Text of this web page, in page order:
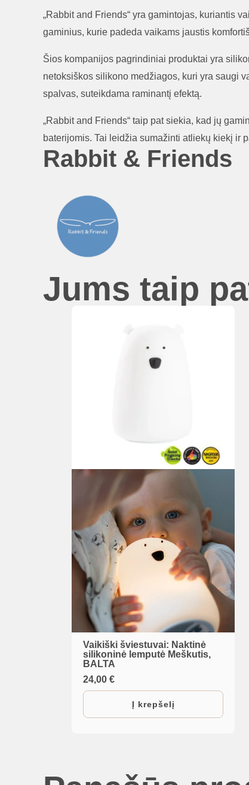
„Rabbit and Friends“ yra gamintojas, kuriantis
gaminius, kurie padeda vaikams jaustis
Šios kompanijos pagrindiniai produktai yra
netoksiškos silikono medžiagos, kuri yra saugi
spalvas, suteikdama raminantį efektą.
„Rabbit and Friends“ taip pat siekia, kad jų
baterijomis. Tai leidžia sumažinti atliekų kiekį ir
Rabbit & Friends
Jums taip
Vaikiški šviestuvai: Naktinė
silikoninė lemputė Meškutis,
BALTA
24,00€
Į krepšelį